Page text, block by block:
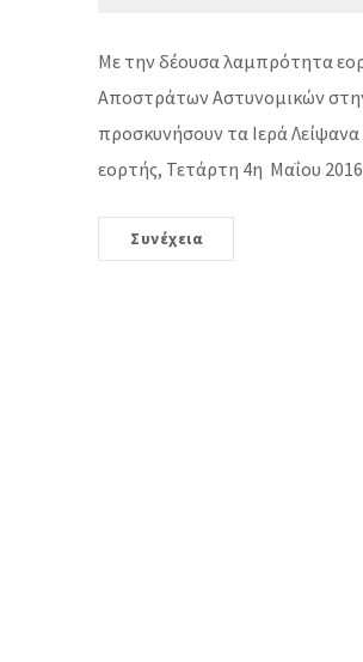
Με την δέουσα λαμπρότητα
Αποστράτων Αστυνομικών
προσκυνήσουν τα Ιερά
εορτής, Τετάρτη 4η Μαΐου
Συνέχεια